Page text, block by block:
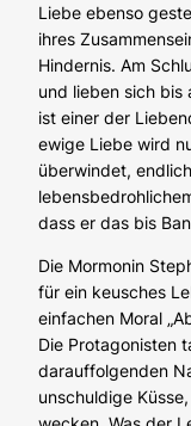
Liebe ebenso
ihres
Hindernis. Am
und lieben sich bis
ist einer der
ewige Liebe wird
überwindet,
dass er das bis
Die Mormonin
für ein keusches
einfachen Moral
Die Protagonisten
darauffolgenden
unschuldige